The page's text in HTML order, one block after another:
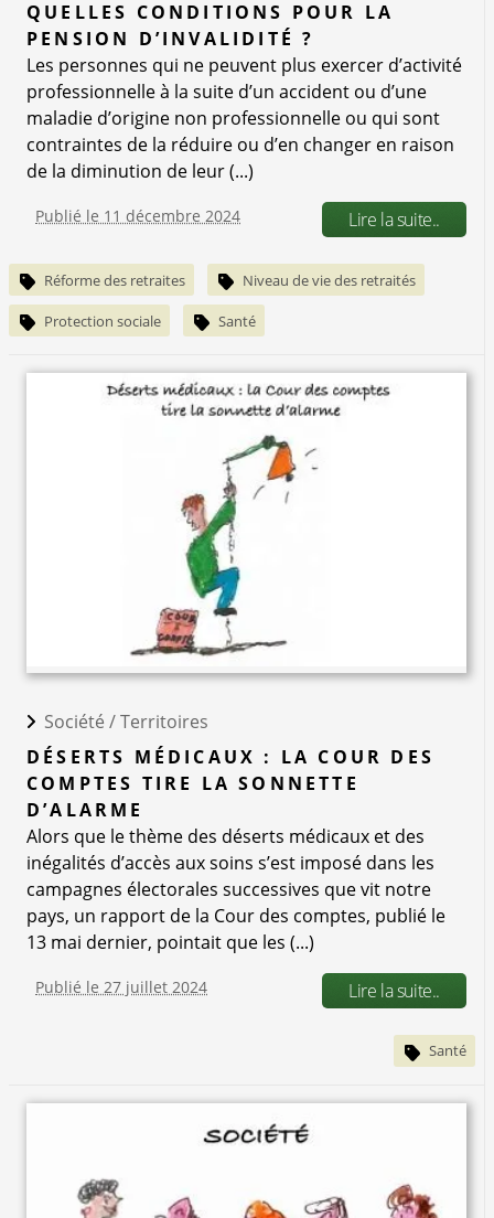
QUELLES CONDITIONS POUR LA
PENSION D’INVALIDITÉ ?
Les personnes qui ne peuvent plus exercer d’activité
professionnelle à la suite d’un accident ou d’une
maladie d’origine non professionnelle ou qui sont
contraintes de la réduire ou d’en changer en raison
de la diminution de leur (...)
Publié le 11 décembre 2024 Lire la suite..
Réforme des retraites Niveau de vie des retraités
Protection sociale Santé
Société /Territoires
DÉSERTS MÉDICAUX : LA COUR DES
COMPTES TIRE LA SONNETTE
D’ALARME
Alors que le thème des déserts médicaux et des
inégalités d’accès aux soins s’est imposé dans les
campagnes électorales successives que vit notre
pays, un rapport de la Cour des comptes, publié le
13 mai dernier, pointait que les (...)
Publié le 27 juillet 2024 Lire la suite..
Santé